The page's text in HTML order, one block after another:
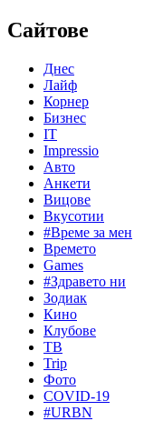
Сайтове
Днес
Лайф
Корнер
Бизнес
IT
Impressio
Авто
Анкети
Вицове
Вкусотии
#Време за мен
Времето
Games
#Здравето ни
Зодиак
Кино
Клубове
ТВ
Trip
Фото
COVID-19
#URBN